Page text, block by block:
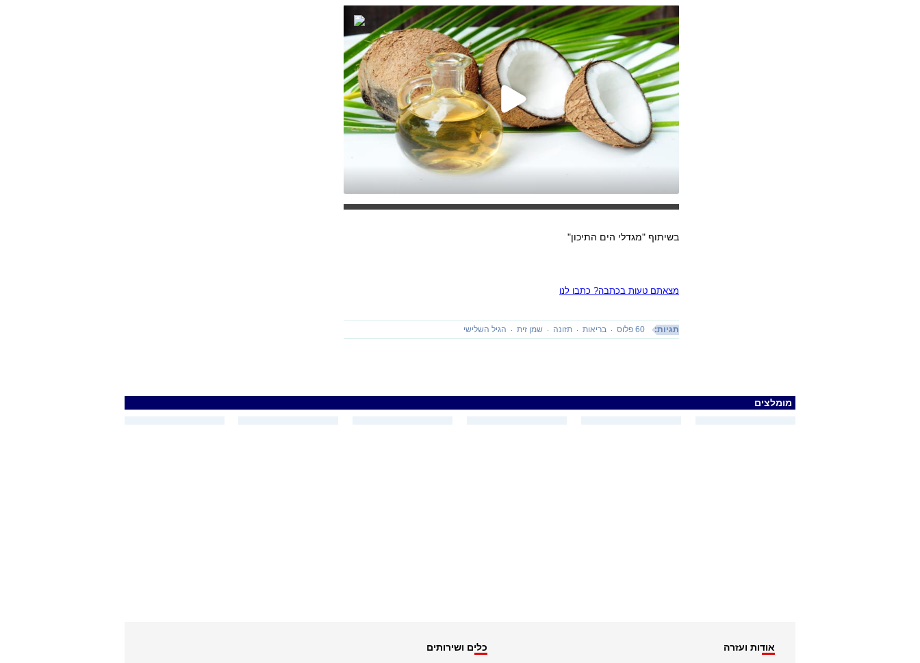
בשיתוף "מגדלי הים התיכון"
מצאתם טעות בכתבה? כתבו לנו
תגיות: 60 פלוס בריאות תזונה שמן זית הגיל השלישי
מומלצים
אודות ועזרה כלים ושירותים